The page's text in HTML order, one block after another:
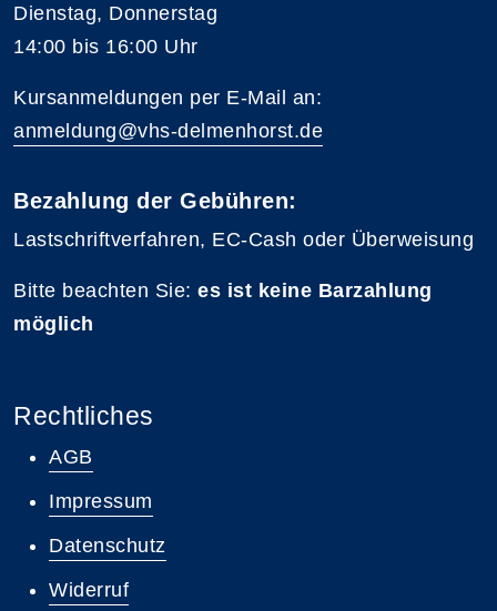
Dienstag, Donnerstag
14:00 bis 16:00 Uhr
Kursanmeldungen per E-Mail an:
anmeldung@vhs-delmenhorst.de
Bezahlung der Gebühren:
Lastschriftverfahren, EC-Cash oder Überweisung
Bitte beachten Sie: es ist keine Barzahlung
möglich
Rechtliches
AGB
Impressum
Datenschutz
Widerruf